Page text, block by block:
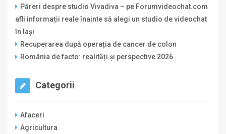
Păreri despre studio Vivadiva – pe Forumvideochat.com
afli informații reale înainte să alegi un studio de videochat
în Iași
Recuperarea după operația de cancer de colon
România de facto: realități și perspective 2026
Categorii
Afaceri
Agricultura